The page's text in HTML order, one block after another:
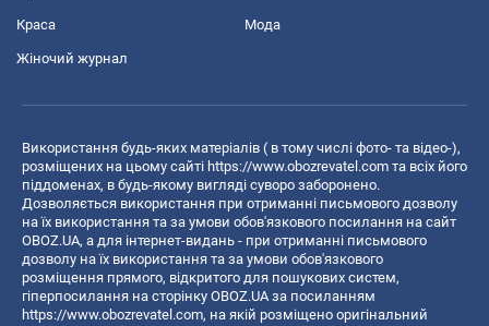
Краса Мода
Жіночий журнал
Використання будь-яких матеріалів ( в тому числі фото- та відео-),
розміщених на цьому сайті https://www.obozrevatel.com та всіх його
піддоменах, в будь-якому вигляді суворо заборонено.
Дозволяється використання при отриманні письмового дозволу
на їх використання та за умови обов'язкового посилання на сайт
OBOZ.UA, а для інтернет-видань - при отриманні письмового
дозволу на їх використання та за умови обов'язкового
розміщення прямого, відкритого для пошукових систем,
гіперпосилання на сторінку OBOZ.UA за посиланням
https://www.obozrevatel.com, на якій розміщено оригінальний